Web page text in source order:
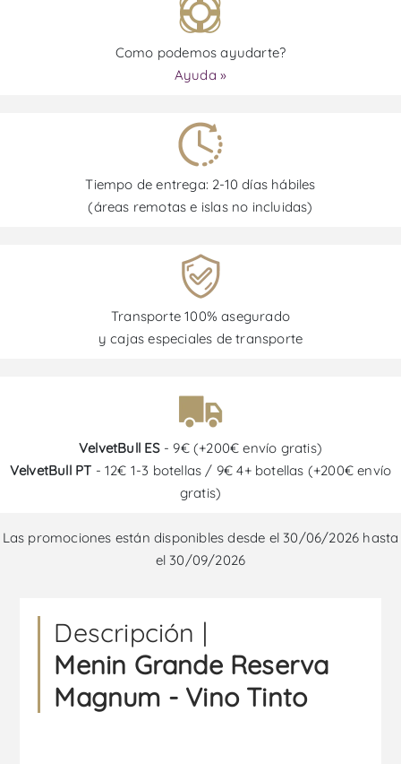
Como podemos ayudarte?
Ayuda »
Tiempo de entrega: 2-10 días hábiles
(áreas remotas e islas no incluidas)
Transporte 100% asegurado
y cajas especiales de transporte
VelvetBull ES- 9€ (+200€ envío gratis)
VelvetBull PT - 12€ 1-3 botellas / 9€ 4+ botellas (+200€ envío
gratis)
Las promociones están disponibles desde el 30/06/2026 hasta
el 30/09/2026
Descripción |
Menin Grande Reserva
Magnum - Vino Tinto